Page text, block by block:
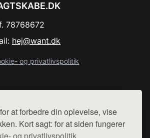
at forbedre din oplevelse, vise
Kort sagt: for at siden fungerer
78768672
hej@want.dk
og privatlivspolitik
denne side - vi henviser til de shops,